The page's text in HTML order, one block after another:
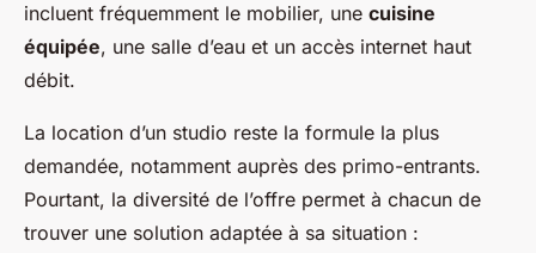
incluent fréquemment le mobilier, une cuisine
équipée, une salle d’eau et un accès internet haut
débit.
La location d’un studio reste la formule la plus
demandée, notamment auprès des primo-entrants.
Pourtant, la diversité de l’offre permet à chacun de
trouver une solution adaptée à sa situation :